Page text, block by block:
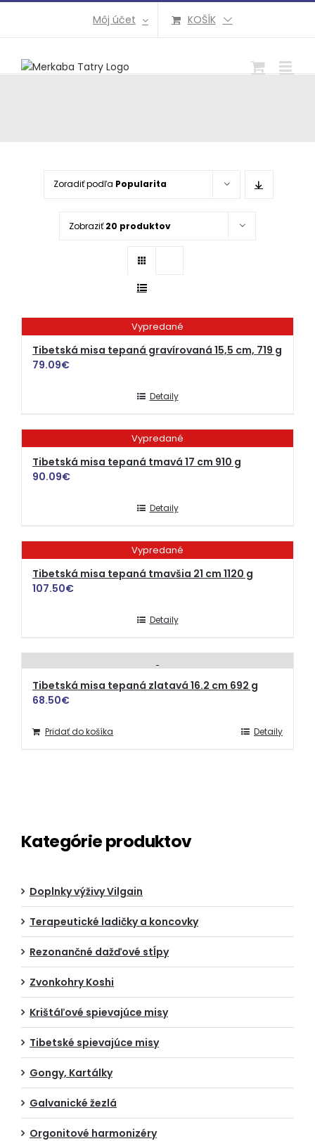
Môj účet KOŠÍK
Zoradiť podľa Popularita
Zobraziť20 produktov
Vypredané
Tibetská misa tepaná gravírovaná 15,5 cm, 719 g
79.09€
Detaily
Vypredané
Tibetská misa tepaná tmavá 17 cm 910 g
90.09€
Detaily
Vypredané
Tibetská misa tepaná tmavšia 21 cm 1120 g
107.50€
Detaily
Tibetská misa tepaná zlatavá 16.2 cm 692 g
68.50€
Pridať do košíka Detaily
Kategórie produktov
Doplnky výživy Vilgain
Terapeutické ladičky a koncovky
Rezonančné dažďové stĺpy
Zvonkohry Koshi
Krištáľové spievajúce misy
Tibetské spievajúce misy
Gongy, Kartálky
Galvanické žezlá
Orgonitové harmonizéry